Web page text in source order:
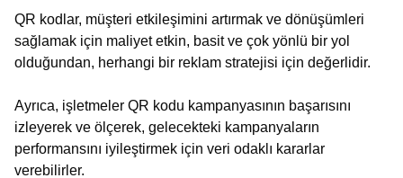
QR kodlar, müşteri etkileşimini artırmak ve dönüşümleri
sağlamak için maliyet etkin, basit ve çok yönlü bir yol
olduğundan, herhangi bir reklam stratejisi için değerlidir.
Ayrıca, işletmeler QR kodu kampanyasının başarısını
izleyerek ve ölçerek, gelecekteki kampanyaların
performansını iyileştirmek için veri odaklı kararlar
verebilirler.